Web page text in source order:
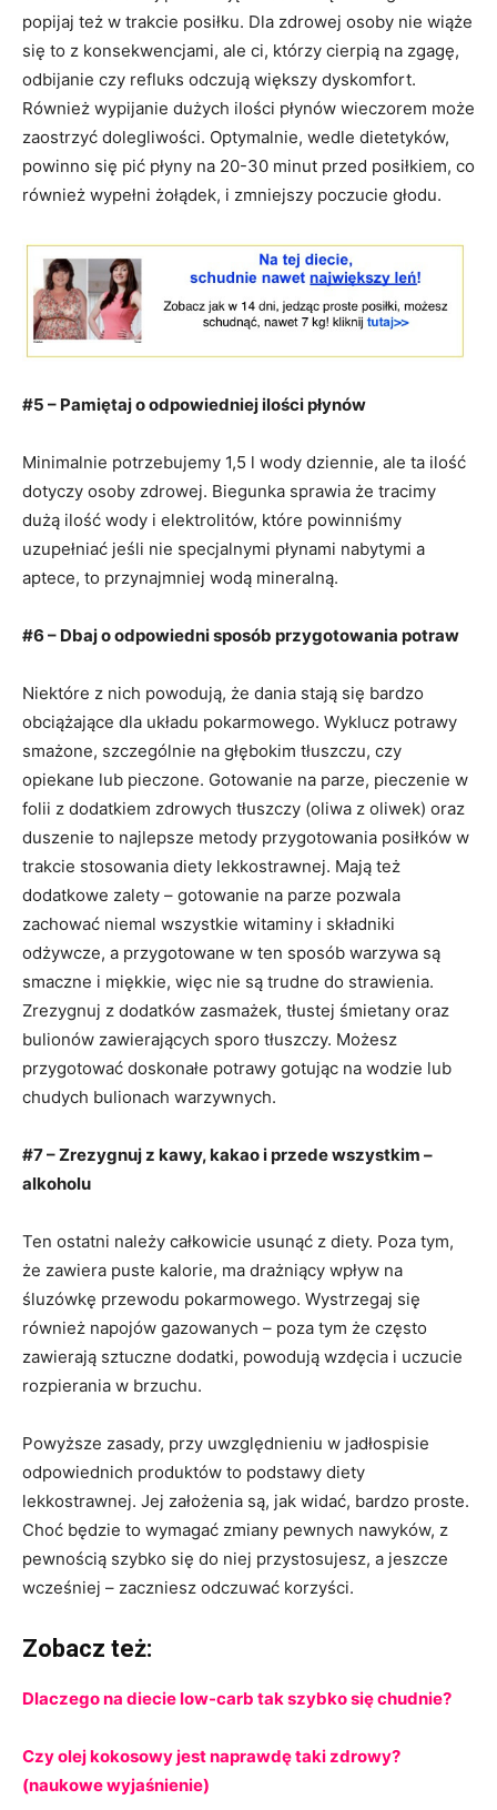
popijaj też w trakcie posiłku. Dla zdrowej osoby nie wiąże
się to z konsekwencjami, ale ci, którzy cierpią na zgagę,
odbijanie czy refluks odczują większy dyskomfort.
Również wypijanie dużych ilości płynów wieczorem może
zaostrzyć dolegliwości. Optymalnie, wedle dietetyków,
powinno się pić płyny na 20-30 minut przed posiłkiem, co
również wypełni żołądek, i zmniejszy poczucie głodu.
#5 – Pamiętaj o odpowiedniej ilości płynów
Minimalnie potrzebujemy 1,5 l wody dziennie, ale ta ilość
dotyczy osoby zdrowej. Biegunka sprawia że tracimy
dużą ilość wody i elektrolitów, które powinniśmy
uzupełniać jeśli nie specjalnymi płynami nabytymi a
aptece, to przynajmniej wodą mineralną.
#6 – Dbaj o odpowiedni sposób przygotowania potraw
Niektóre z nich powodują, że dania stają się bardzo
obciążające dla układu pokarmowego. Wyklucz potrawy
smażone, szczególnie na głębokim tłuszczu, czy
opiekane lub pieczone. Gotowanie na parze, pieczenie w
folii z dodatkiem zdrowych tłuszczy (oliwa z oliwek) oraz
duszenie to najlepsze metody przygotowania posiłków w
trakcie stosowania diety lekkostrawnej. Mają też
dodatkowe zalety – gotowanie na parze pozwala
zachować niemal wszystkie witaminy i składniki
odżywcze, a przygotowane w ten sposób warzywa są
smaczne i miękkie, więc nie są trudne do strawienia.
Zrezygnuj z dodatków zasmażek, tłustej śmietany oraz
bulionów zawierających sporo tłuszczy. Możesz
przygotować doskonałe potrawy gotując na wodzie lub
chudych bulionach warzywnych.
#7 – Zrezygnuj z kawy, kakao i przede wszystkim –
alkoholu
Ten ostatni należy całkowicie usunąć z diety. Poza tym,
że zawiera puste kalorie, ma drażniący wpływ na
śluzówkę przewodu pokarmowego. Wystrzegaj się
również napojów gazowanych – poza tym że często
zawierają sztuczne dodatki, powodują wzdęcia i uczucie
rozpierania w brzuchu.
Powyższe zasady, przy uwzględnieniu w jadłospisie
odpowiednich produktów to podstawy diety
lekkostrawnej. Jej założenia są, jak widać, bardzo proste.
Choć będzie to wymagać zmiany pewnych nawyków, z
pewnością szybko się do niej przystosujesz, a jeszcze
wcześniej – zaczniesz odczuwać korzyści.
Zobacz też:
Dlaczego na diecie low-carb tak szybko się chudnie?
Czy olej kokosowy jest naprawdę taki zdrowy?
(naukowe wyjaśnienie)